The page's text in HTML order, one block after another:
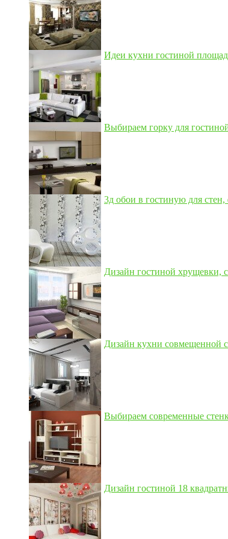
Идеи кухни гостиной
Выбираем горку для
3д обои в гостиную для
Дизайн гостиной хрущевки,
Дизайн кухни совмещенной
Выбираем современные
Дизайн гостиной 18